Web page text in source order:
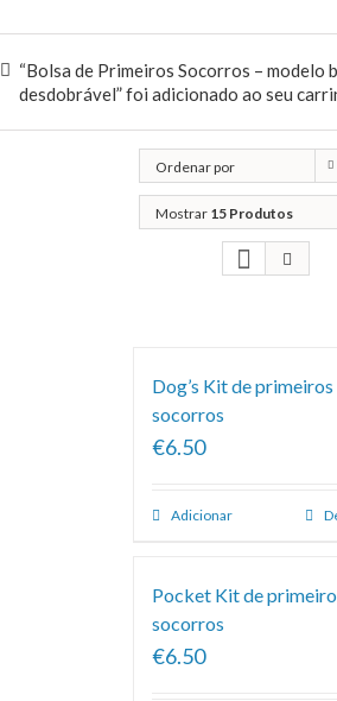
“Bolsa de Primeiros Socorros – modelo
desdobrável” foi adicionado ao seu
Ordenar por
Classificação
Mostrar 15 Produtos
Dog’s Kit de primeiros
socorros
€6.50
Adicionar
Pocket Kit de
socorros
€6.50